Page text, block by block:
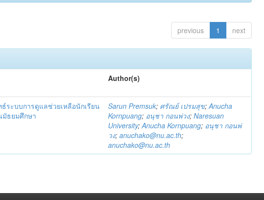
previous 1 next
Author(s)
ระบบการดูแลช่วยเหลือนักเรียน
มัธยมศึกษา
Sarun Premsuk; ศรัณย์ เปรมสุข;Anucha
Kornpuang; อนุชา กอนพ่วง;Naresuan
University;Anucha Kornpuang; อนุชา กอนพ่
วง;anuchako@nu.ac.th;
anuchako@nu.ac.th